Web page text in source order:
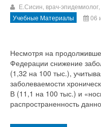
Е.Сисин, врач-эпидемиолог,
Учебные Материалы
06
Несмотря на
Федерации снижение
(1,32 на 100 тыс.),
заболеваемости
В (11,1 на 100 тыс.) и
распространенность